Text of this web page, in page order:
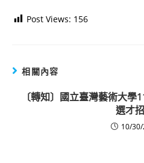
Post Views: 156
相關內容
〔轉知〕國立臺灣藝術大
選才
10/